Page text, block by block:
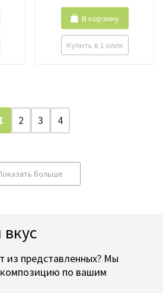
Купить в 1 клик
В корзину
2 3 4
больше
из представленных? Мы
по вашим